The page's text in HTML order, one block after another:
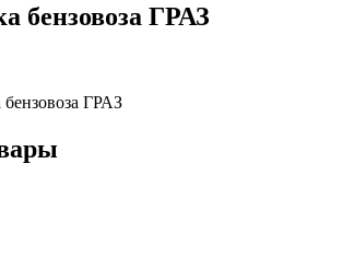
бензовоза ГРАЗ
ГРАЗ